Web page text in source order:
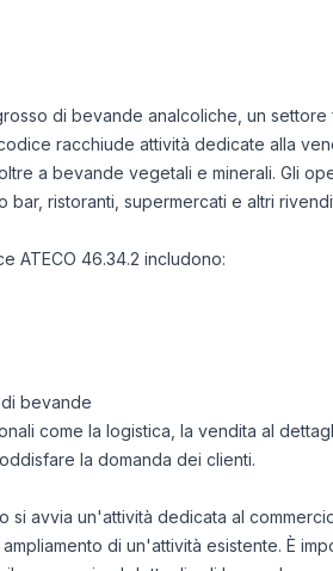
di bevande analcoliche, un
racchiude attività dedicate alla
a bevande vegetali e minerali. Gli
ristoranti, supermercati e altri
ATECO 46.34.2 includono:
bevande
come la logistica, la vendita al
la domanda dei clienti.
si avvia un'attività dedicata al
di un'attività esistente. È